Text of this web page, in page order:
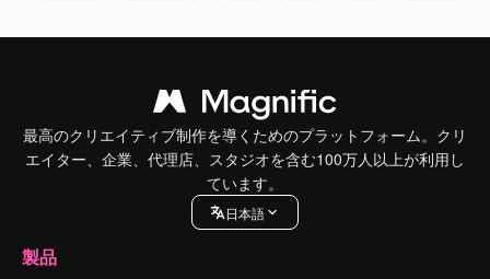
最高のクリエイティブ制作を導くためのプラットフォーム。クリ
エイター、企業、代理店、スタジオを含む100万人以上が利用し
ています。
日本語
製品